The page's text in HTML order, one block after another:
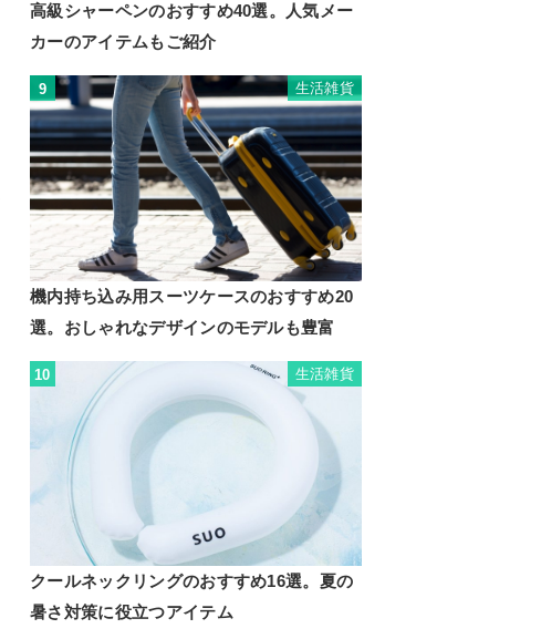
高級シャーペンのおすすめ40選。人気メー
カーのアイテムもご紹介
9 生活雑貨
機内持ち込み用スーツケースのおすすめ20
選。おしゃれなデザインのモデルも豊富
10 生活雑貨
クールネックリングのおすすめ16選。夏の
暑さ対策に役立つアイテム